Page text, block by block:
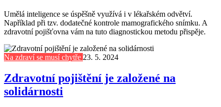
Umělá inteligence se úspěšně využívá i v lékařském odvětví.
Například při tzv. dodatečné kontrole mamografického snímku. A
zdravotní pojišťovna vám na tuto diagnostickou metodu přispěje.
Na zdraví se musí chytře 23. 5. 2024
Zdravotní pojištění je založené na
solidárnosti